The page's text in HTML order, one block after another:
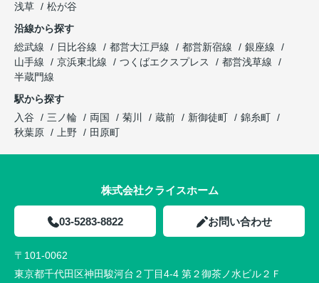
浅草
松が谷
沿線から探す
総武線
日比谷線 都営大江戸線 都営新宿線
銀座線
山手線
京浜東北線 つくばエクスプレス
都営浅草線
半蔵門線
駅から探す
入谷
三ノ輪 両国 菊川 蔵前 新御徒町
錦糸町
秋葉原
上野 田原町
株式会社クライスホーム
03-5283-8822 お問い合わせ
〒101-0062
東京都千代田区神田駿河台２丁目4-4 第２御茶ノ水ビル２Ｆ